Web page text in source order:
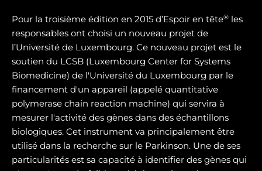
Pour la troisième édition en 2015 d’Espoir en tête® les
responsables ont choisi un nouveau projet de
l’Université de Luxembourg. Ce nouveau projet est le
soutien du LCSB (Luxembourg Center for Systems
Biomedicine) de l'Université du Luxembourg par le
financement d'un appareil (appelé quantitative
polymerase chain reaction machine) qui servira à
mesurer l'activité des gènes dans des échantillons
biologiques. Cet instrument va principalement être
utilisé dans la recherche sur le Parkinson. Une de ses
particularités est sa capacité à identifier des gènes qui